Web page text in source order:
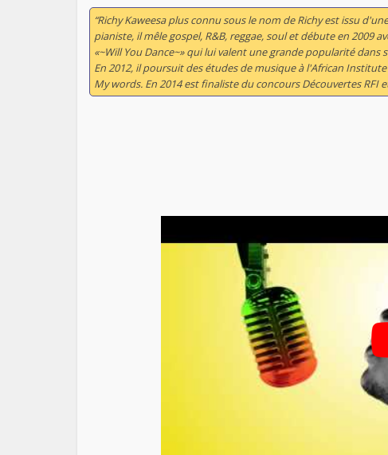
“Richy Kaweesa plus connu sous le nom de Richy est issu
pianiste, il mêle gospel, R&B, reggae, soul et débute en 2009
«~Will You Dance~» qui lui valent une grande popularité
En 2012, il poursuit des études de musique à l'African
My words. En 2014 est finaliste du concours Découvertes RFI